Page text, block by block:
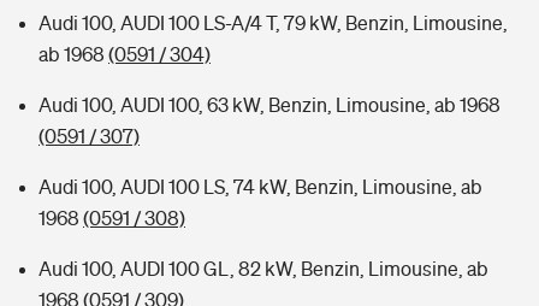
Audi 100, AUDI 100 LS-A/4 T, 79 kW, Benzin, Limousine,
ab 1968 (0591 / 304)
Audi 100, AUDI 100, 63 kW, Benzin, Limousine, ab 1968
(0591 / 307)
Audi 100, AUDI 100 LS, 74 kW, Benzin, Limousine, ab
1968 (0591 / 308)
Audi 100, AUDI 100 GL, 82 kW, Benzin, Limousine, ab
1968 (0591 / 309)